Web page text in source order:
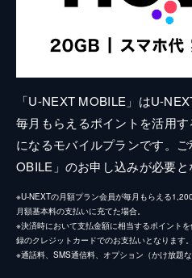
「U-NEXT MOBILE」はU-
毎月もらえるポイントを活用
になるモバイルプランです。
OBILE」のお申し込みが必要と
※U-NEXTの月額プラン会員が毎月もらえる
月額基本料の支払いに充てた場合。
※決済時において支払金額に相当するポイント
録のクレジットカードでのお支払いとなります。
※通話料、SMS通信料、オプション（かけ放題